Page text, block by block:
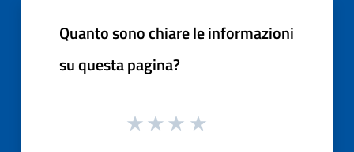
Quanto sono chiare le informazioni
su questa pagina?